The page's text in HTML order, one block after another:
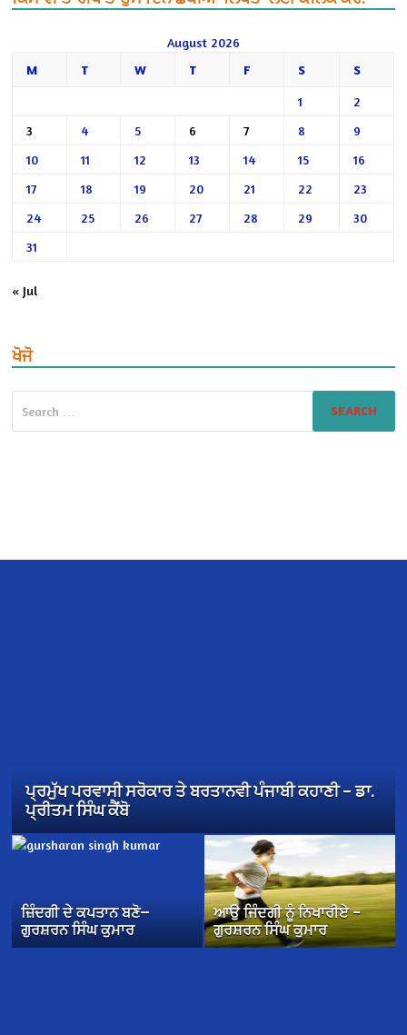
August 2026
M
T W T F S S
1
2
3
4 5 6 7 8
9
10
11 12 13 14 15
16
17
18 19 20 21 22
23
24
25 26 27 28 29
30
31
« Jul
ਖੋਜੋ
for:
ਪ੍ਰਮੁੱਖ ਪਰਵਾਸੀ ਸਰੋਕਾਰ ਤੇ ਬਰਤਾਨਵੀ ਪੰਜਾਬੀ ਕਹਾਣੀ – ਡਾ.
ਪ੍ਰੀਤਮ ਸਿੰਘ ਕੈਂਬੋ
ਜ਼ਿੰਦਗੀ ਦੇ ਕਪਤਾਨ ਬਣੋ—
ਗੁਰਸ਼ਰਨ ਸਿੰਘ ਕੁਮਾਰ
ਆਉ ਜਿੰਦਗੀ ਨੂੰ ਨਿਖਾਰੀਏ –
ਗੁਰਸ਼ਰਨ ਸਿੰਘ ਕੁਮਾਰ